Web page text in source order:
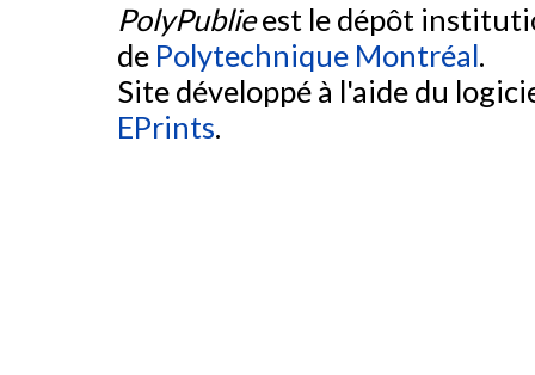
PolyPublieest le dépôt
de Polytechnique Montréal.
Site développé à l'aide du
EPrints.